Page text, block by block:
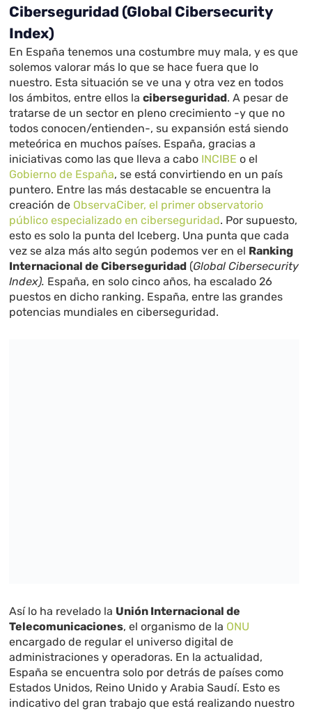
Ciberseguridad (Global Cibersecurity
Index)
En España tenemos una costumbre muy mala, y es que
solemos valorar más lo que se hace fuera que lo
nuestro. Esta situación se ve una y otra vez en todos
los ámbitos, entre ellos laciberseguridad. A pesar de
tratarse de un sector en pleno crecimiento -y que no
todos conocen/entienden-, su expansión está siendo
meteórica en muchos países. España, gracias a
iniciativas como las que lleva a cabo INCIBE o el
Gobierno de España, se está convirtiendo en un país
puntero. Entre las más destacable se encuentra la
creación de ObservaCiber, el primer observatorio
público especializado en ciberseguridad. Por supuesto,
esto es solo la punta del Iceberg. Una punta que cada
vez se alza más alto según podemos ver en el Ranking
Internacional de Ciberseguridad (Global Cibersecurity
Index). España, en solo cinco años, ha escalado 26
puestos en dicho ranking. España, entre las grandes
potencias mundiales en ciberseguridad.
Así lo ha revelado la Unión Internacional de
Telecomunicaciones, el organismo de la ONU
encargado de regular el universo digital de
administraciones y operadoras. En la actualidad,
España se encuentra solo por detrás de países como
Estados Unidos, Reino Unido y Arabia Saudí. Esto es
indicativo del gran trabajo que está realizando nuestro